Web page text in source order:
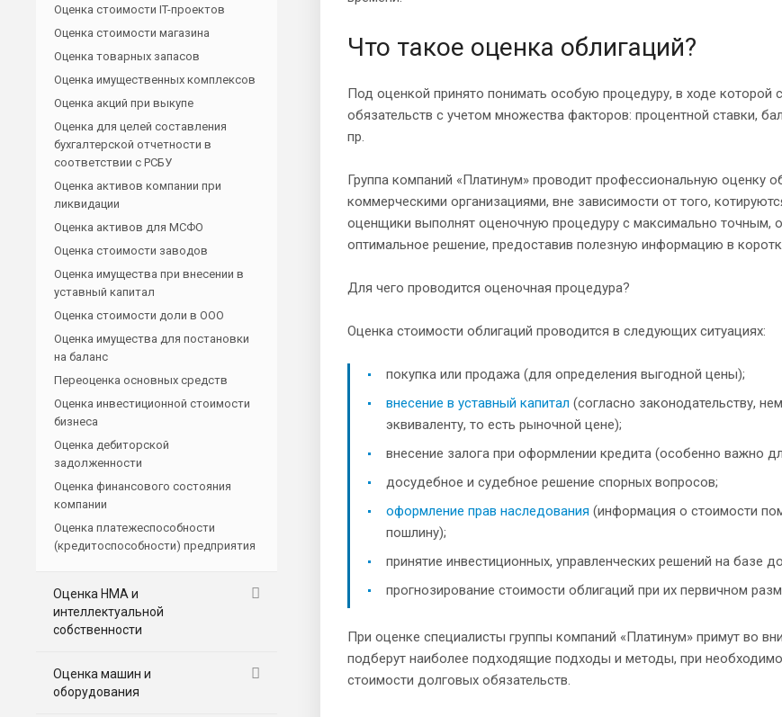
Что такое оценка облигаций?
Под оценкой принято понимать особую процедуру, в ходе
обязательств с учетом множества факторов: процентной ставки,
пр.
Группа компаний «Платинум» проводит профессиональную оценку
коммерческими организациями, вне зависимости от того,
оценщики выполнят оценочную процедуру с максимально точным,
оптимальное решение, предоставив полезную информацию в
Для чего проводится оценочная процедура?
Оценка стоимости облигаций проводится в следующих ситуациях:
покупка или продажа (для определения выгодной цены);
внесение в уставный капитал (согласно законодательству,
эквиваленту, то есть рыночной цене);
внесение залога при оформлении кредита (особенно важно
досудебное и судебное решение спорных вопросов;
оформление прав наследования (информация о стоимости
пошлину);
принятие инвестиционных, управленческих решений на базе
прогнозирование стоимости облигаций при их первичном
При оценке специалисты группы компаний «Платинум» примут во
подберут наиболее подходящие подходы и методы, при
стоимости долговых обязательств.
Оценка стоимости IT-проектов
Оценка стоимости магазина
Оценка товарных запасов
Оценка имущественных комплексов
Оценка акций при выкупе
Оценка для целей составления
бухгалтерской отчетности в
соответствии с РСБУ
Оценка активов компании при
ликвидации
Оценка активов для МСФО
Оценка стоимости заводов
Оценка имущества при внесении в
уставный капитал
Оценка стоимости доли в ООО
Оценка имущества для постановки
на баланс
Переоценка основных средств
Оценка инвестиционной стоимости
бизнеса
Оценка дебиторской
задолженности
Оценка финансового состояния
компании
Оценка платежеспособности
(кредитоспособности) предприятия
Оценка НМА и
интеллектуальной
собственности
Оценка машин и
оборудования